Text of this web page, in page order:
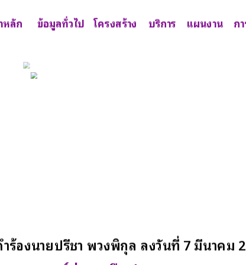
หลัก ข้อมูลทั่วไป โครงสร้าง บริการ แผนงาน ก
ำร้องนายปรีชา พวงพิกุล ลงวันที่ 7 มีนาคม